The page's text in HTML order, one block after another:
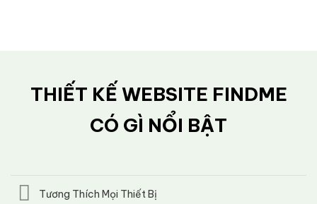
THIẾT KẾ WEBSITE FINDME
CÓ GÌ NỔI BẬT
Tương Thích Mọi Thiết Bị